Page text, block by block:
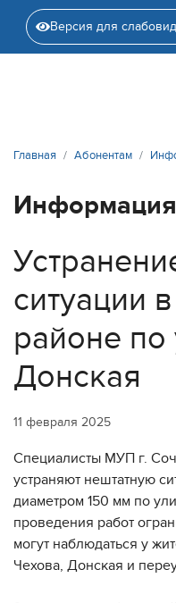
Версия для
Главная Абонентам
ситуации
районе по
Донская
11 февраля 2025
Специалисты МУП г.
устраняют нештатную
диаметром 150 мм по
проведения работ
могут наблюдаться у
Чехова, Донская и